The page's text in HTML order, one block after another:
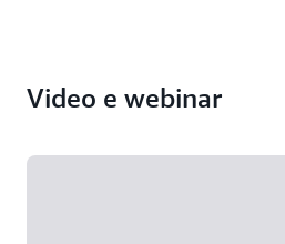
Video e webinar